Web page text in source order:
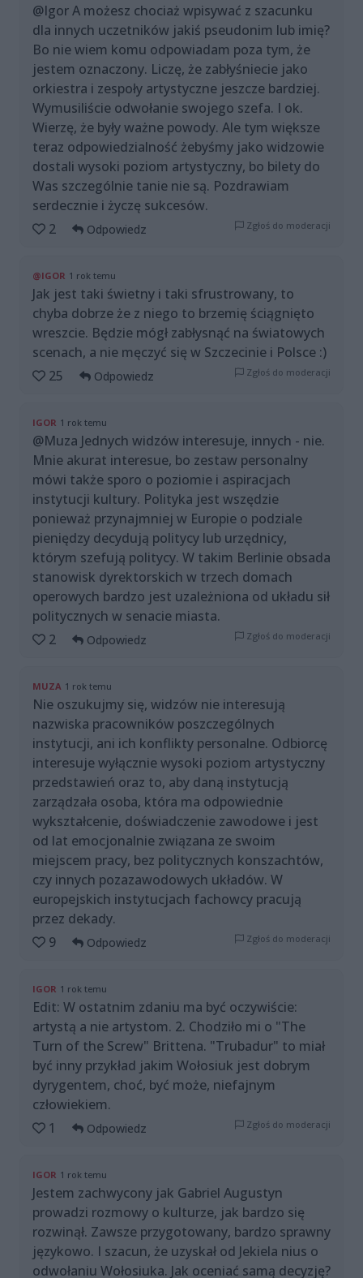
@Igor A możesz chociaż wpisywać z szacunku
dla innych uczetników jakiś pseudonim lub imię?
Bo nie wiem komu odpowiadam poza tym, że
jestem oznaczony. Liczę, że zabłyśniecie jako
orkiestra i zespoły artystyczne jeszcze bardziej.
Wymusiliście odwołanie swojego szefa. I ok.
Wierzę, że były ważne powody. Ale tym większe
teraz odpowiedzialność żebyśmy jako widzowie
dostali wysoki poziom artystyczny, bo bilety do
Was szczególnie tanie nie są. Pozdrawiam
serdecznie i życzę sukcesów.
2
Odpowiedz Zgłoś do moderacji
@IGOR 1 rok temu
Jak jest taki świetny i taki sfrustrowany, to
chyba dobrze że z niego to brzemię ściągnięto
wreszcie. Będzie mógł zabłysnąć na światowych
scenach, a nie męczyć się w Szczecinie i Polsce :)
25
Odpowiedz Zgłoś do moderacji
IGOR 1 rok temu
@Muza Jednych widzów interesuje, innych - nie.
Mnie akurat interesue, bo zestaw personalny
mówi także sporo o poziomie i aspiracjach
instytucji kultury. Polityka jest wszędzie
ponieważ przynajmniej w Europie o podziale
pieniędzy decydują politycy lub urzędnicy,
którym szefują politycy. W takim Berlinie obsada
stanowisk dyrektorskich w trzech domach
operowych bardzo jest uzależniona od układu sił
politycznych w senacie miasta.
2
Odpowiedz Zgłoś do moderacji
MUZA 1 rok temu
Nie oszukujmy się, widzów nie interesują
nazwiska pracowników poszczególnych
instytucji, ani ich konflikty personalne. Odbiorcę
interesuje wyłącznie wysoki poziom artystyczny
przedstawień oraz to, aby daną instytucją
zarządzała osoba, która ma odpowiednie
wykształcenie, doświadczenie zawodowe i jest
od lat emocjonalnie związana ze swoim
miejscem pracy, bez politycznych konszachtów,
czy innych pozazawodowych układów. W
europejskich instytucjach fachowcy pracują
przez dekady.
9
Odpowiedz Zgłoś do moderacji
IGOR 1 rok temu
Edit: W ostatnim zdaniu ma być oczywiście:
artystą a nie artystom. 2. Chodziło mi o "The
Turn of the Screw" Brittena. "Trubadur" to miał
być inny przykład jakim Wołosiuk jest dobrym
dyrygentem, choć, być może, niefajnym
człowiekiem.
1
Odpowiedz Zgłoś do moderacji
IGOR 1 rok temu
Jestem zachwycony jak Gabriel Augustyn
prowadzi rozmowy o kulturze, jak bardzo się
rozwinął. Zawsze przygotowany, bardzo sprawny
językowo. I szacun, że uzyskał od Jekiela nius o
odwołaniu Wołosiuka. Jak oceniać samą decyzję?